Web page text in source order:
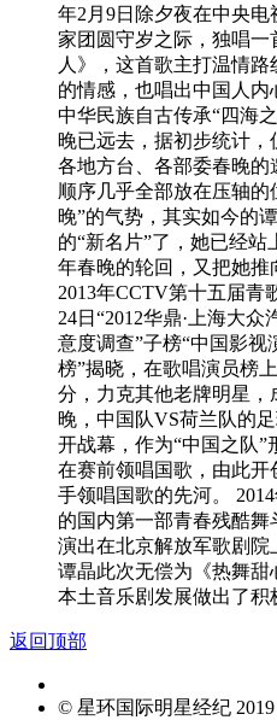
年2月9日除夕夜在中央
家团圆守岁之际，独唱
人》，这首歌主打温情
的情感，也唱出中国人内
中华民族自古传承“四海
晚已远去，据初步统计，
各地方台、各部委春晚
顺序几乎全部放在压轴的
晚”的气势，其实如今的
的“新名片”了，她已经
年春晚的轮回，又把她
2013年CCTV第十五届青
24日“2012华鼎·上海大
意度调查”子榜“中国影
榜”揭晓，在歌唱演员榜
分，力克其他老牌明星，
晚，中国队VS荷兰队的
开战幕，作为“中国之队
在赛前领唱国歌，由此
手领唱国歌的先河。
的国内第一部青春残酷
演出在北京解放军歌剧
谭晶此次无偿为《热舞
本土音乐剧发展做出了积
返回顶部
© 星环国际明星经纪 2019